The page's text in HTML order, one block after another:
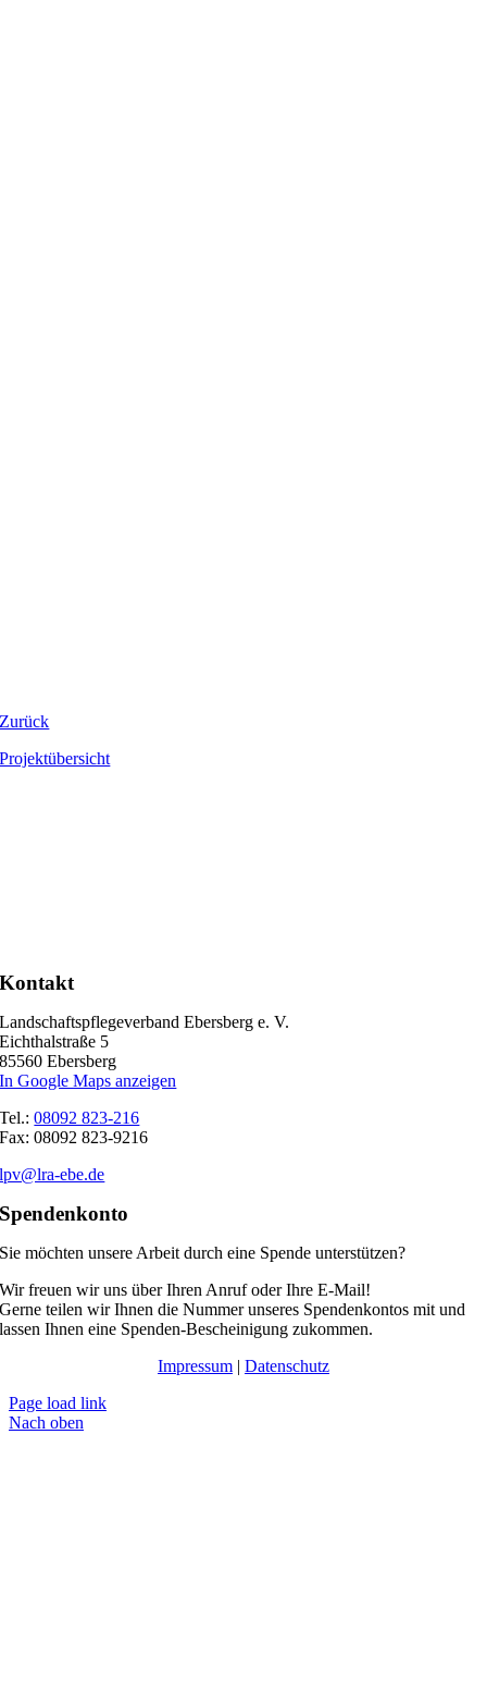
Zurück
Projektübersicht
Kontakt
Landschaftspflegeverband Ebersberg e. V.
Eichthalstraße 5
85560 Ebersberg
In Google Maps anzeigen
Tel.:08092 823-216
Fax: 08092 823-9216
lpv@lra-ebe.de
Spendenkonto
Sie möchten unsere Arbeit durch eine Spende unterstützen?
Wir freuen wir uns über Ihren Anruf oder Ihre E-Mail!
Gerne teilen wir Ihnen die Nummer unseres Spendenkontos mit und
lassen Ihnen eine Spenden-Bescheinigung zukommen.
Impressum | Datenschutz
Page load link
Nach oben